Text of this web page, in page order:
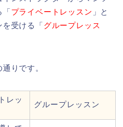
プライベートレッスン 」と
受ける「 グループレッス
りです。
レッ
グループレッスン